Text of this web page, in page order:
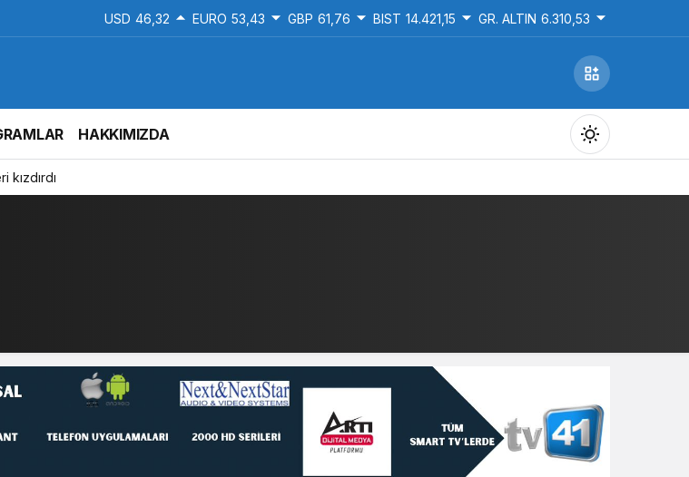
USD 46,32 EURO 53,43 GBP 61,76 BIST 14.421,15 GR. ALTIN 6.310,53
HAKKIMIZDA
Gece Modu
Gece modunu seçin.
Sistem Modu
Sistem modunu seçin.
kızdırdı